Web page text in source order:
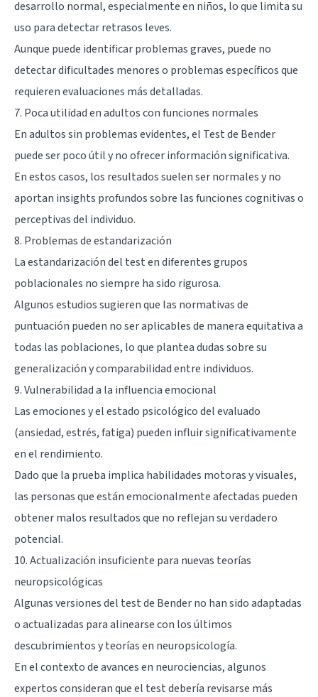
desarrollo normal, especialmente en niños, lo que limita su
uso para detectar retrasos leves.
Aunque puede identificar problemas graves, puede no
detectar dificultades menores o problemas específicos que
requieren evaluaciones más detalladas.
7. Poca utilidad en adultos con funciones normales
En adultos sin problemas evidentes, el Test de Bender
puede ser poco útil y no ofrecer información significativa.
En estos casos, los resultados suelen ser normales y no
aportan insights profundos sobre las funciones cognitivas o
perceptivas del individuo.
8. Problemas de estandarización
La estandarización del test en diferentes grupos
poblacionales no siempre ha sido rigurosa.
Algunos estudios sugieren que las normativas de
puntuación pueden no ser aplicables de manera equitativa a
todas las poblaciones, lo que plantea dudas sobre su
generalización y comparabilidad entre individuos.
9. Vulnerabilidad a la influencia emocional
Las emociones y el estado psicológico del evaluado
(ansiedad, estrés, fatiga) pueden influir significativamente
en el rendimiento.
Dado que la prueba implica habilidades motoras y visuales,
las personas que están emocionalmente afectadas pueden
obtener malos resultados que no reflejan su verdadero
potencial.
10. Actualización insuficiente para nuevas teorías
neuropsicológicas
Algunas versiones del test de Bender no han sido adaptadas
o actualizadas para alinearse con los últimos
descubrimientos y teorías en neuropsicología.
En el contexto de avances en neurociencias, algunos
expertos consideran que el test debería revisarse más